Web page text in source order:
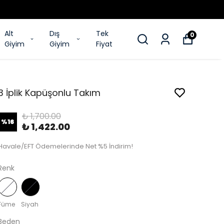
Alt
Giyim
Dış
Giyim
Tek
Fiyat
0
İplik Kapüşonlu Takım
%16 ₺ 1,700.00
₺ 1,422.00
EFT Ödemelerinde Net %5 İndirim!
Siyah